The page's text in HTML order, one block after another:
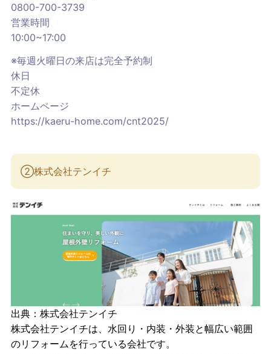
0800-700-3739
営業時間
10:00~17:00
※毎週火曜日の来店は完全予約制
休日
不定休
ホームページ
https://kaeru-home.com/cnt2025/
②株式会社テンイチ
出典： 株式会社テンイチ
株式会社テンイチは、水回り・内装・外装と幅広い範囲
のリフォームを行っている会社です。